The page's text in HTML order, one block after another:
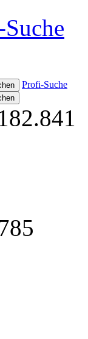
Profi-Suche